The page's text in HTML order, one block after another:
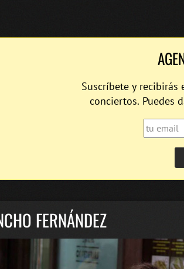
Suscríbete y recibirás
conciertos. Puedes
FERNÁNDEZ